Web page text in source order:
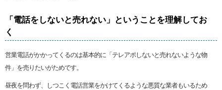
「電話をしないと売れない」ということを理解してお
く
営業電話がかかってくるのは基本的に「テレアポしないと売れないような物
件」を売りたいがためです。
昼夜を問わず、しつこく電話営業をかけてくるような悪質な業者もいるため